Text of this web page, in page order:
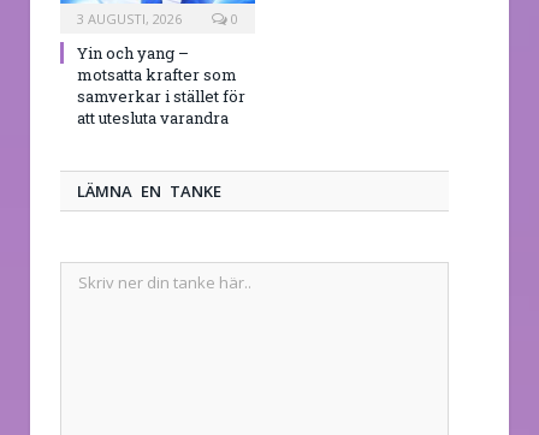
3 AUGUSTI, 2026 0
Yin och yang –
motsatta krafter som
samverkar i stället för
att utesluta varandra
LÄMNA EN TANKE